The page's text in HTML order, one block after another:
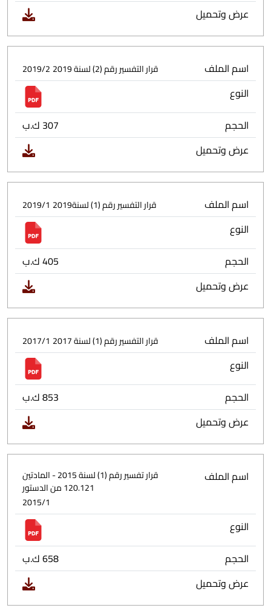
عرض وتحميل
اسم الملف قرار التفسير رقم (2) لسنة 2019 2019/2
النوع
الحجم
307 ك.ب
عرض وتحميل
اسم الملف قرار التفسير رقم (1) لسنة2019 2019/1
النوع
الحجم
405 ك.ب
عرض وتحميل
اسم الملف قرار التفسير رقم (1) لسنة 2017 2017/1
النوع
الحجم
853 ك.ب
عرض وتحميل
اسم الملف
قرار تفسير رقم (1) لسنة 2015 - المادتين
120.121 من الدستور
2015/1
النوع
الحجم
658 ك.ب
عرض وتحميل